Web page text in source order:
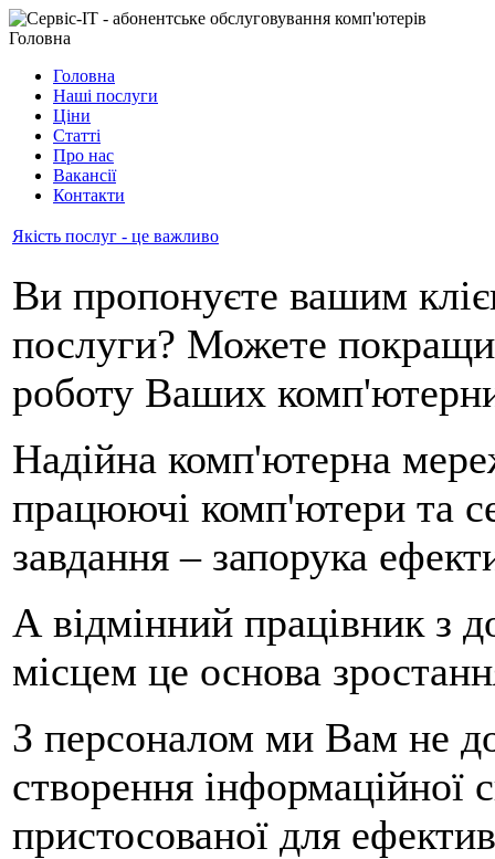
Головна
Головна
Наші послуги
Ціни
Статті
Про нас
Вакансії
Контакти
Якість послуг - це важливо
Ви пропонуєте вашим
послуги? Можете
роботу Ваших
Надійна комп'ютерна
працюючі комп'ютери та
завдання – запорука
А відмінний працівник з
місцем це основа
З персоналом ми Вам не
створення інформаційної
пристосованої для